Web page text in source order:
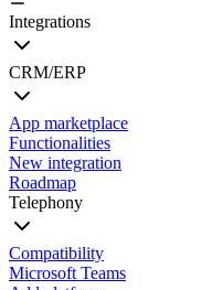
Integrations
CRM/ERP
App marketplace
Functionalities
New integration
Roadmap
Telephony
Compatibility
Microsoft Teams